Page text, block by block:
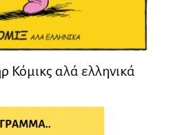
Κόμικς αλά ελληνικά